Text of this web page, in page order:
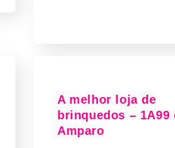
A melhor loja de
brinquedos – 1A99
Amparo